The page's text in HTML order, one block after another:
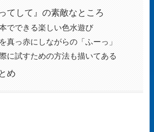
てして』の素敵なところ
でできる楽しい色水遊び
真っ赤にしながらの「ふーっ」
に試すための方法も描いてある
め